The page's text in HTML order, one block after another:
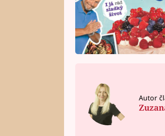
Autor